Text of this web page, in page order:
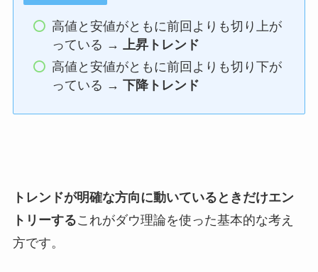
高値と安値がともに前回よりも切り上が
っている → 上昇トレンド
高値と安値がともに前回よりも切り下が
っている → 下降トレンド
トレンドが明確な方向に動いているときだけエン
トリーするこれがダウ理論を使った基本的な考え
方です。